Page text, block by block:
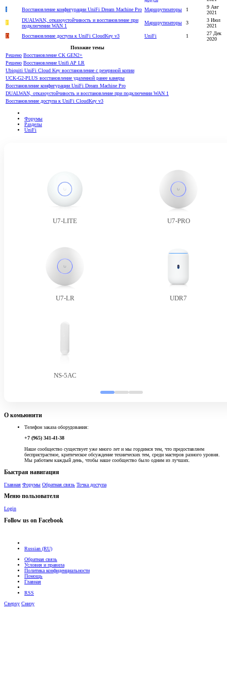
I
Восстановление конфигурации UniFi Dream Machine Pro Маршрутизаторы 1
9 Авг
2021
F
DUALWAN, отказоустойчивость и восстановление при
подключении WAN 1
Маршрутизаторы 3
3 Июл
2021
D
Восстановление доступа к UniFi CloudKey v3 UniFi 1
27 Дек
2020
Похожие темы
Решено Восстановление CK GEN2+
Решено Восстановление Unifi AP LR
Ubiquiti UniFi Cloud Key восстановление с резервной копии
UCK-G2-PLUS восстановление удаленной ранее камеры
Восстановление конфигурации UniFi Dream Machine Pro
DUALWAN, отказоустойчивость и восстановление при подключении WAN 1
Восстановление доступа к UniFi CloudKey v3
Форумы
Разделы
UniFi
U7-LITE U7-PRO
U7-LR UDR7
NS-5AC
О комьюнити
Телефон заказа оборудования:
+7 (965) 341-41-38
Наше сообщество существует уже много лет и мы гордимся тем, что предоставляем
беспристрастное, критическое обсуждение технических тем, среди мастеров разного уровня.
Мы работаем каждый день, чтобы наше сообщество было одним из лучших.
Быстрая навигация
Главная Форумы Обратная связь Точка доступа
Меню пользователя
Login
Follow us on Facebook
Russian (RU)
Обратная связь
Условия и правила
Политика конфиденциальности
Помощь
Главная
RSS
Сверху Снизу